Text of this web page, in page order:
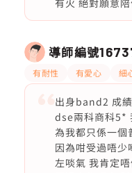
有火 絕對願意陪
導師編號
有耐性 有愛心 細
出身band2 成
dse兩科商科5*
為我都只係一個
因為咁受過唔少
左啖氣 我肯定